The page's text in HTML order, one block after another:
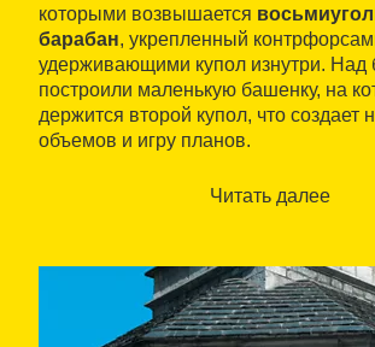
которыми возвышается
барабан, укрепленный
удерживающими купол изнутри. Над
построили маленькую башенку, на
держится второй купол, что создает
объемов и игру планов.
церковь Святого Николая перешла в
году она получила статус
художественного памятника
значения.
Читать далее